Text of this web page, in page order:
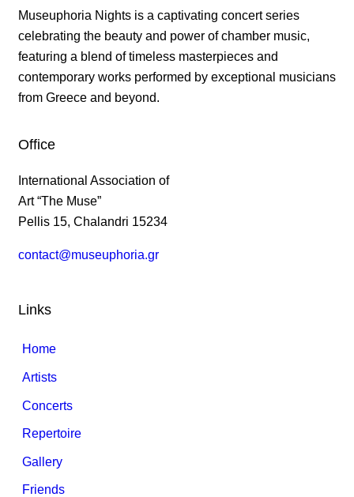
Museuphoria Nights is a captivating concert series
celebrating the beauty and power of chamber music,
featuring a blend of timeless masterpieces and
contemporary works performed by exceptional musicians
from Greece and beyond.
Office
International Association of
Art “The Muse”
Pellis 15, Chalandri 15234
contact@museuphoria.gr
Links
Home
Artists
Concerts
Repertoire
Gallery
Friends